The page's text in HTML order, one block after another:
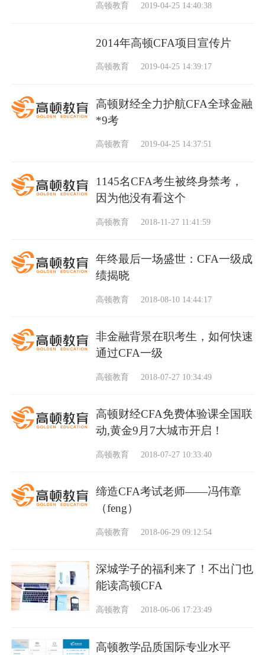
高顿教育 2019-04-25 14:40:38
2014年高顿CFA项目宣传片
高顿教育 2019-04-25 14:39:17
高顿财经全力护航CFA全球金融
*9考
高顿教育 2019-04-25 14:37:51
1145名CFA考生被终身禁考，
因为他没有看这个
高顿教育 2018-11-27 11:41:59
年终最后一场盛世：CFA一级成
绩揭晓
高顿教育 2018-08-10 14:44:17
非金融背景在职考生，如何快速
通过CFA一级
高顿教育 2018-07-27 10:34:49
高顿财经CFA免费体验课全国联
动,黄金9月7大城市开启！
高顿教育 2018-07-27 10:33:40
缔造CFA考试老师——冯伟章
（feng）
高顿教育 2018-06-29 09:12:54
深城学子的福利来了！不出门也
能读高顿CFA
高顿教育 2018-06-06 17:23:49
高顿教学品质国际专业水平